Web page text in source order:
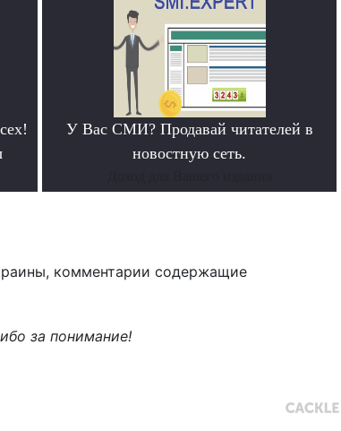
У Вас СМИ? Продавай читателей в
новостную сеть.
комментарии содержащие
за понимание!